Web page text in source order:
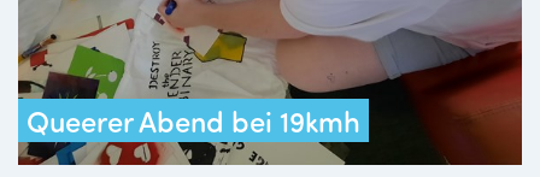
Queerer Abend bei 19kmh